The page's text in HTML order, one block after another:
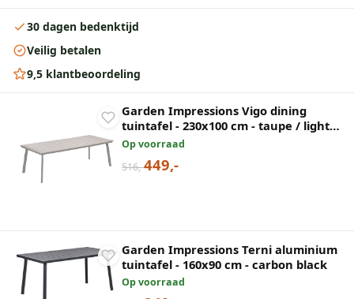
30 dagen bedenktijd
Veilig betalen
9,5 klantbeoordeling
Garden Impressions Vigo dining
tuintafel - 230x100 cm - taupe / light
teak Vironwood
Op voorraad
516,-449,-
Garden Impressions Terni aluminium
tuintafel - 160x90 cm - carbon black
Op voorraad